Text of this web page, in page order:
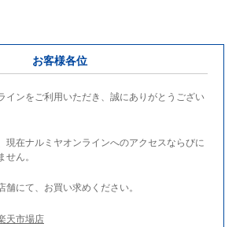
お客様各位
インをご利用いただき、誠にありがとうござい
現在ナルミヤオンラインへのアクセスならびに
ん。
舗にて、お買い求めください。
天市場店